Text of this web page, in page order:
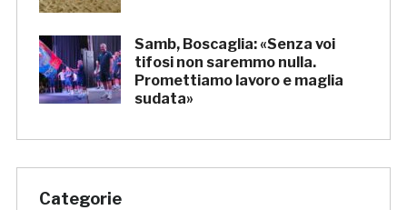
Samb, Boscaglia: «Senza voi
tifosi non saremmo nulla.
Promettiamo lavoro e maglia
sudata»
Categorie